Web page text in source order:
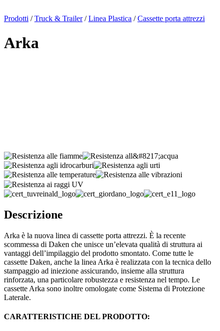
Prodotti /Truck & Trailer/Linea Plastica /Cassette porta attrezzi
Arka
Descrizione
Arka è la nuova linea di cassette porta attrezzi. È la recente
scommessa di Daken che unisce un’elevata qualità di struttura ai
vantaggi dell’impilaggio del prodotto smontato. Come tutte le
cassette Daken, anche la linea Arka è realizzata con la tecnica dello
stampaggio ad iniezione assicurando, insieme alla struttura
rinforzata, una particolare robustezza e resistenza nel tempo. Le
cassette Arka sono inoltre omologate come Sistema di Protezione
Laterale.
CARATTERISTICHE DEL PRODOTTO: